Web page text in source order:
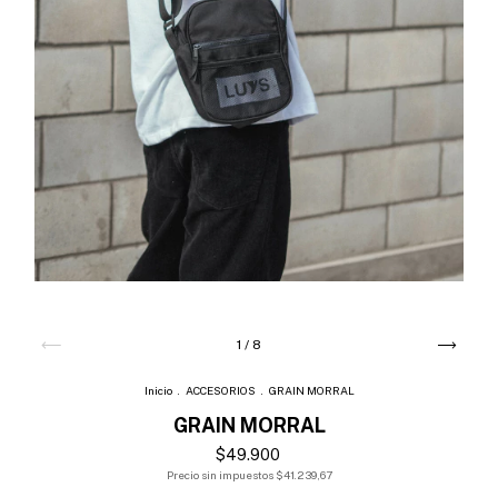
1 / 8
Inicio . ACCESORIOS . GRAIN MORRAL
GRAIN MORRAL
$49.900
Precio sin impuestos $41.239,67